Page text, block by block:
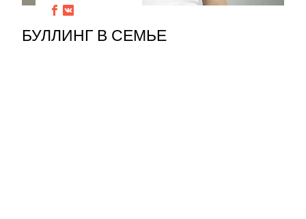
БУЛЛИНГ В СЕМЬЕ